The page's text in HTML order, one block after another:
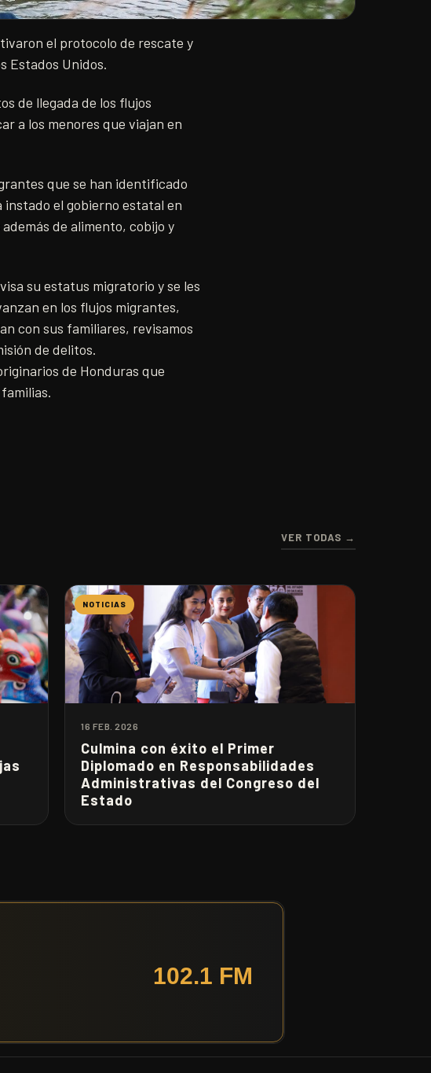
el protocolo de rescate y
Estados Unidos.
de llegada de los flujos
a los menores que viajan en
que se han identificado
instado el gobierno estatal en
de alimento, cobijo y
su estatus migratorio y se les
en los flujos migrantes,
con sus familiares, revisamos
de delitos.
de Honduras que
VER TODAS →
NOTICIAS
16 FEB. 2026
Culmina con éxito el Primer
Diplomado en Responsabilidades
Administrativas del Congreso del
Estado